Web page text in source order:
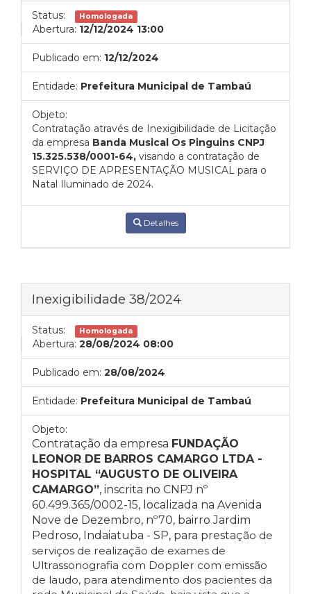
Status: Homologada
Abertura: 12/12/2024 13:00
Publicado em: 12/12/2024
Entidade: Prefeitura Municipal de Tambaú
Objeto:
Contratação através de Inexigibilidade de Licitação
da empresa Banda Musical Os Pinguins CNPJ
15.325.538/0001-64, visando a contratação de
SERVIÇO DE APRESENTAÇÃO MUSICAL para o
Natal Iluminado de 2024.
Detalhes
Inexigibilidade 38/2024
Status: Homologada
Abertura: 28/08/2024 08:00
Publicado em: 28/08/2024
Entidade: Prefeitura Municipal de Tambaú
Objeto:
Contratação da empresa FUNDAÇÃO
LEONOR DE BARROS CAMARGO LTDA -
HOSPITAL “AUGUSTO DE OLIVEIRA
CAMARGO”, inscrita no CNPJ nº
60.499.365/0002-15, localizada na Avenida
Nove de Dezembro, nº70, bairro Jardim
Pedroso, Indaiatuba - SP, para prestação de
serviços de realização de exames de
Ultrassonografia com Doppler com emissão
de laudo, para atendimento dos pacientes da